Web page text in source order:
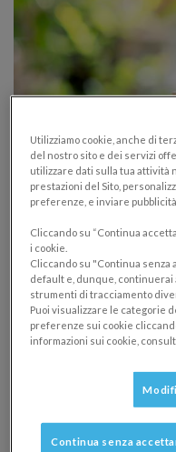
E-commerce in
report di
ECOMMERCE REPORT E
10/01/2022
L’e-commerce è
strategia delle
l’emergenza Covid-19
online. Il report di
statistiche e trend per
italiane.
Utilizziamo cookie, anche di
del nostro sito e dei servizi
utilizzare dati sulla tua attività
prestazioni del Sito,
preferenze, e inviare pubblicità
Cliccando su “Continua
i cookie.
Cliccando su "Continua senza
default e, dunque, continuerai
strumenti di tracciamento
Puoi visualizzare le categorie
preferenze sui cookie
informazioni sui cookie,
Continua senza